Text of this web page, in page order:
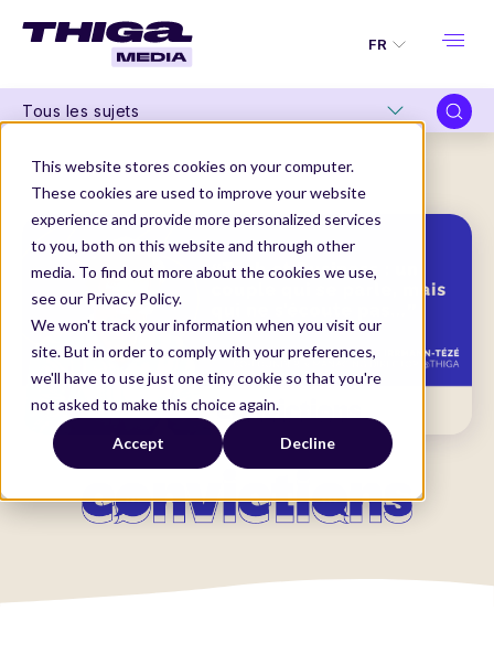
This website stores cookies on your computer.
These cookies are used to improve your website
experience and provide more personalized services
to you, both on this website and through other
media. To find out more about the cookies we use,
see our Privacy Policy.
We won't track your information when you visit our
site. But in order to comply with your preferences,
we'll have to use just one tiny cookie so that you're
not asked to make this choice again.
Accept Decline
FR
Tous les sujets
Thiga Media Nos séries originales
Convictions